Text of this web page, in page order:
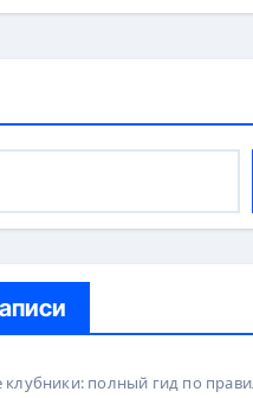
клубники: полный гид по